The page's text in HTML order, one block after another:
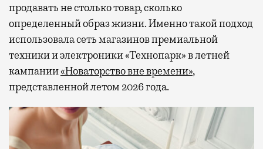
продавать не столько товар, сколько
определенный образ жизни. Именно такой подход
использовала сеть магазинов премиальной
техники и электроники «Технопарк» в летней
кампании«Новаторство вне времени»,
представленной летом 2026 года.